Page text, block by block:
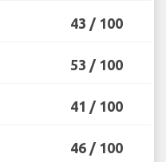
43 / 100
53 / 100
41 / 100
46 / 100